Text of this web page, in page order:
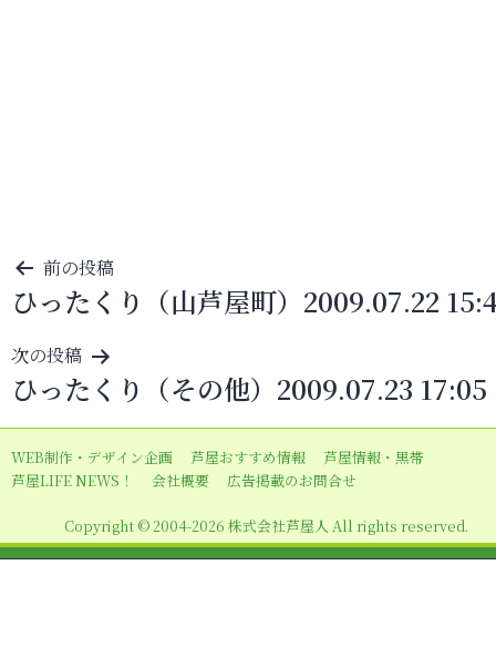
投
稿
ナ
ビ
ゲ
ー
シ
ン
前の投稿
ひったくり（山芦屋町）2009.07.22
次の投稿
ひったくり（その他）2009.07.23 17:05
WEB制作・デザイン企画 芦屋おすすめ情報
芦屋情報・黒帯
芦屋LIFE NEWS！
会社概要 広告掲載のお問合せ
Copyright © 2004-2026 株式会社芦屋人 All rights reserved.